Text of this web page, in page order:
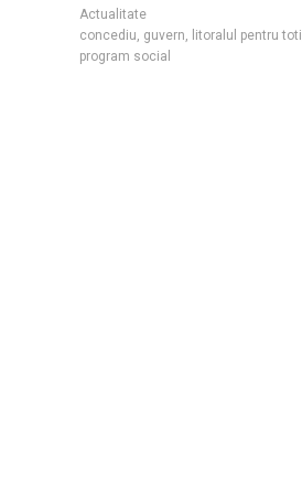
Actualitate
concediu, guvern, litoralul pentru toti
program social